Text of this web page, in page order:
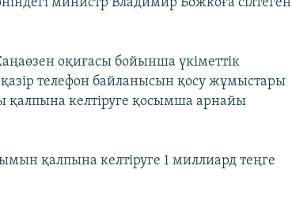
оқиғасы бойынша үкіметтік
телефон байланысын қосу жұмыстары
қалпына келтіруге қосымша арнайы
қалпына келтіруге 1 миллиард теңге